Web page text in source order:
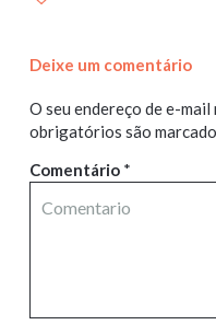
Deixe um comentário
O seu endereço de e-
obrigatórios são
Comentário *